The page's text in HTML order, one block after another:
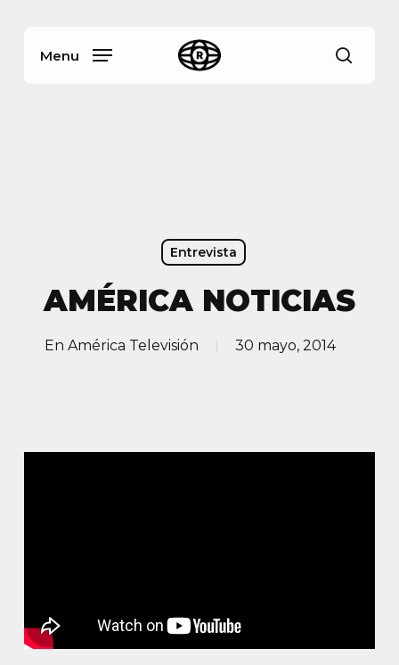
Menu
Entrevista
AMÉRICA NOTICIAS
En América Televisión 30 mayo, 2014